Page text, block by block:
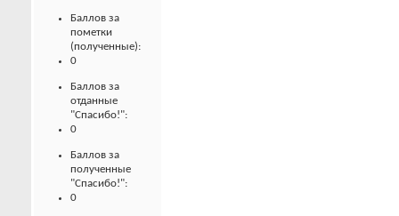
Баллов за
пометки
(полученные):
0
Баллов за
отданные
"Спасибо!":
0
Баллов за
полученные
"Спасибо!":
0